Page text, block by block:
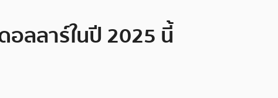
อลลาร์ในปี 2025 นี้